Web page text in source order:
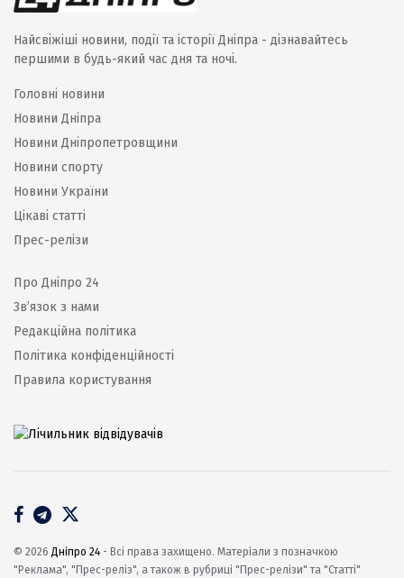
Найсвіжіші новини, події та історії Дніпра - дізнавайтесь
першими в будь-який час дня та ночі.
Головні новини
Новини Дніпра
Новини Дніпропетровщини
Новини спорту
Новини України
Цікаві статті
Прес-релізи
Про Дніпро 24
Зв’язок з нами
Редакційна політика
Політика конфіденційності
Правила користування
© 2026 Дніпро 24 - Всі права захищено. Матеріали з позначкою
"Реклама", "Прес-реліз", а також в рубриці "Прес-релізи" та "Статті"